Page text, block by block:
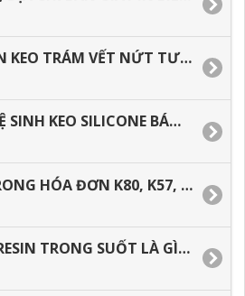
NƠI BÁN KEO TRÁM VẾT NỨT TƯỜNG, NGOÀI TRỜI APOLLO SILICONE A300.
CÁCH VỆ SINH KEO SILICONE BÁM DÍNH TRÊN TAY, TRÊN ÁO.
GIẤY TRONG HÓA ĐƠN K80, K57, GIẤY IN BILL GIÁ RẺ TP. HCM
EPOXY RESIN TRONG SUỐT LÀ GÌ? ĐỊA CHỈ MUA GIÁ TỐT TẠI TP.HCM.